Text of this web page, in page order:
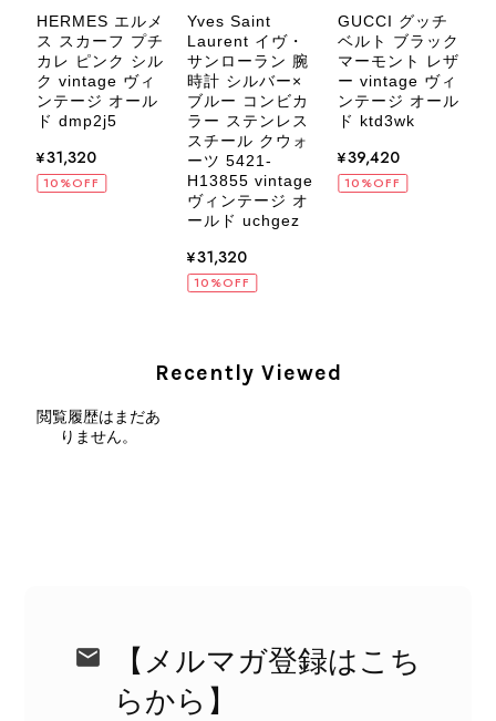
します。 VintageShop solo
2026/08/05
外装内装ともにAランクの商品を購入しました。 しかし、実際に
届いた商品は、写真には写っていない内側の蛇腹部分と全面ポケ
ットにカビがびっしりと生えていました。 とてもAランクとは思
ではなかったため、ショックも大きかったです。 私は今後こちら
で購入することはないですが、同じような思いをする購入者が出
ないよう、商品の状態をより正確に記載し、見えない部分も含め
HERMES エルメ
ス スカーフ プチ
カレ ピンク シル
ク vintage ヴィ
ンテージ オール
ド dmp2j5
¥31,320
10%OFF
Yves Saint
Laurent イヴ・
サンローラン 腕
時計 シルバー×
ブルー コンビカ
ラー ステンレス
スチール クウォ
ーツ 5421-
H13855 vintage
ヴィンテージ オ
ールド uchgez
¥31,320
10%OFF
GUCCI グッチ
ベルト ブラック
マーモント レザ
ー vintage ヴィ
ンテージ オール
ド ktd3wk
¥39,420
10%OFF
Recently Viewed
閲覧履歴はまだあ
りません。
【メルマガ登録はこち
らから】